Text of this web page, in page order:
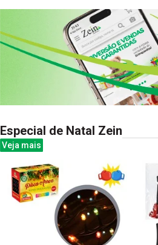
Especial de Natal Zein
Veja mais